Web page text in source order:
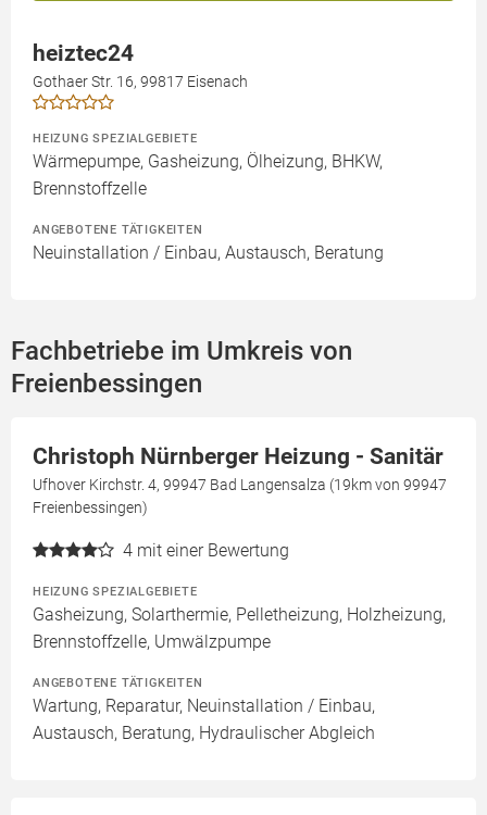
heiztec24
Gothaer Str. 16, 99817 Eisenach
HEIZUNG SPEZIALGEBIETE
Wärmepumpe, Gasheizung, Ölheizung, BHKW,
Brennstoffzelle
ANGEBOTENE TÄTIGKEITEN
Neuinstallation / Einbau, Austausch, Beratung
Fachbetriebe im Umkreis von
Freienbessingen
Christoph Nürnberger Heizung - Sanitär
Ufhover Kirchstr. 4, 99947 Bad Langensalza (19km von 99947
Freienbessingen)
4 mit einer Bewertung
HEIZUNG SPEZIALGEBIETE
Gasheizung, Solarthermie, Pelletheizung, Holzheizung,
Brennstoffzelle, Umwälzpumpe
ANGEBOTENE TÄTIGKEITEN
Wartung, Reparatur, Neuinstallation / Einbau,
Austausch, Beratung, Hydraulischer Abgleich